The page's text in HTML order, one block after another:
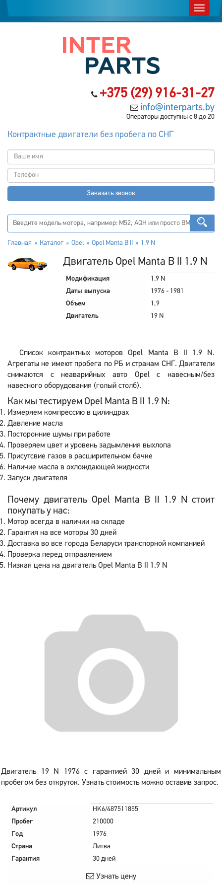
+375 (29) 916-31-27
info@interparts.by
Операторы доступны с 8 до 20
Контрактные двигатели без пробега по СНГ
Заказать звонок
Главная Каталог Opel Opel Manta B II 1.9 N
Двигатель Opel Manta B II 1.9 N
Модификация
1.9 N
Даты выпуска
1976 - 1981
Объем
1,9
Двигатель
19 N
Список контрактных моторов Opel Manta B II 1.9 N.
Агрегаты не имеют пробега по РБ и странам СНГ. Двигатели
снимаются с неаварийных авто Opel с навесным/без
навесного оборудования (голый столб).
Как мы тестируем Opel Manta B II 1.9 N:
Измеряем компрессию в цилиндрах
Давление масла
Посторонние шумы при работе
Проверяем цвет и уровень задымления выхлопа
Присутсвие газов в расширительном бачке
Наличие масла в охлождающей жидкости
Запуск двигателя
Почему двигатель Opel Manta B II 1.9 N стоит
покупать у нас:
Мотор всегда в наличии на складе
Гарантия на все моторы 30 дней
Доставка во все города Беларуси транспорной компанией
Проверка перед отправлением
Низкая цена на двигатель Opel Manta B II 1.9 N
Двигатель 19 N 1976 с гарантией 30 дней и минимальным
пробегом без откруток. Узнать стоимость можно оставив запрос.
Артикул
HK6/487511855
Пробег
210000
Год
1976
Страна
Литва
Гарантия
30 дней
Узнать цену